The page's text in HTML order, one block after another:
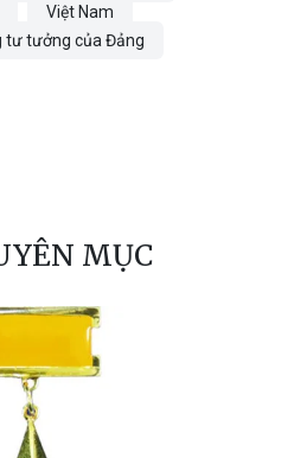
Việt Nam
tư tưởng của Đảng
MỤC